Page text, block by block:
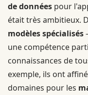
de données pour
était très ambitieux.
modèles spécialisés
une compétence
connaissances de
exemple, ils ont
domaines pour les